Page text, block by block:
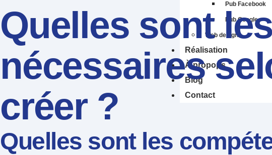
Pub Facebook
Pub Google
Web design
Réalisation
À propops
Blog
Contact
Quelles sont
nécessaires
créer ?
Quelles sont les